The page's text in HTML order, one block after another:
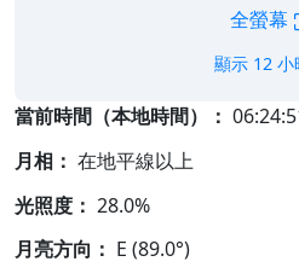
全螢幕
顯示 12 小
當前時間（本地時間）：
月相： 在地平線以上
光照度： 28.0%
月亮方向： E (89.0°)